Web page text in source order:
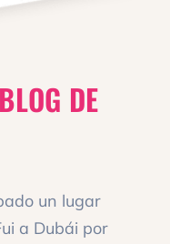
DE
un lugar
a Dubái por